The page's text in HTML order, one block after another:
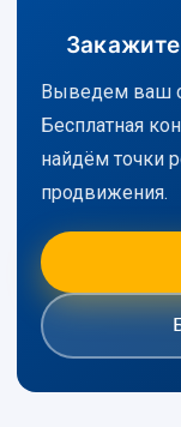
Выведем ваш
Бесплатная
найдём точки
продвижения.